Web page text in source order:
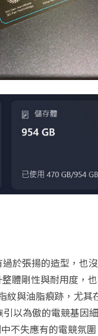
於張揚的造型，也
體剛性與耐用度，
紋與油脂痕跡，尤其
以為傲的電競基因
不失應有的電競氛